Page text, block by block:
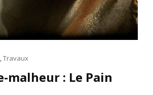
,Travaux
malheur : Le Pain